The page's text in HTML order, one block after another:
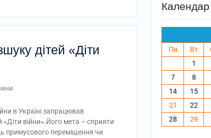
дітей «Діти
в Україні запрацював
війни».Його мета – сприяти
примусового переміщення чи
Календар
Пн
Вт
1
7
8
14
15
21
22
28
29